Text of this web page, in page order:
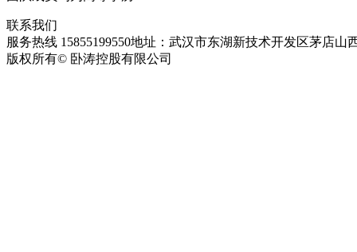
联系我们
服务热线 15855199550地址：武汉市东湖新技术开发区茅店山
版权所有© 卧涛控股有限公司